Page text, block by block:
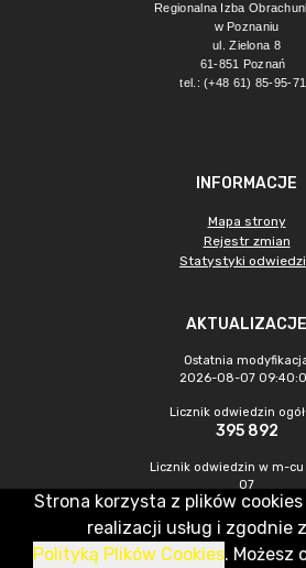
Regionalna Izba
w Poznaniu
ul. Zielona 8
61-851 Poznań
tel.: (+48 61) 85-95-
INFORMACJE
Mapa strony
Rejestr zmian
Statystyki
AKTUALIZACJE
Ostatnia
2026-08-07
Licznik odwiedzin
395 892
Licznik odwiedzin w m-
07
1 329
CMS & Hosting: Nefeni Sp. z o.o.
Strona korzysta z plików
realizacji usług i zgodnie z
Polityką Plików Cookies. Możesz